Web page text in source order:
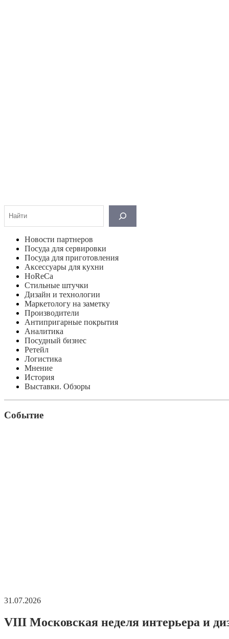
Новости партнеров
Посуда для сервировки
Посуда для приготовления
Аксессуары для кухни
HoReCa
Стильные штучки
Дизайн и технологии
Маркетологу на заметку
Производители
Антипригарные покрытия
Аналитика
Посудный бизнес
Ретейл
Логистика
Мнение
История
Выставки. Обзоры
Событие
31.07.2026
VIII Московская неделя интерьера и